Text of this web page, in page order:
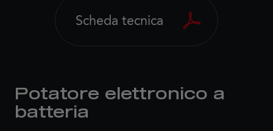
Potatore elettronico a
batteria
Scheda tecnica